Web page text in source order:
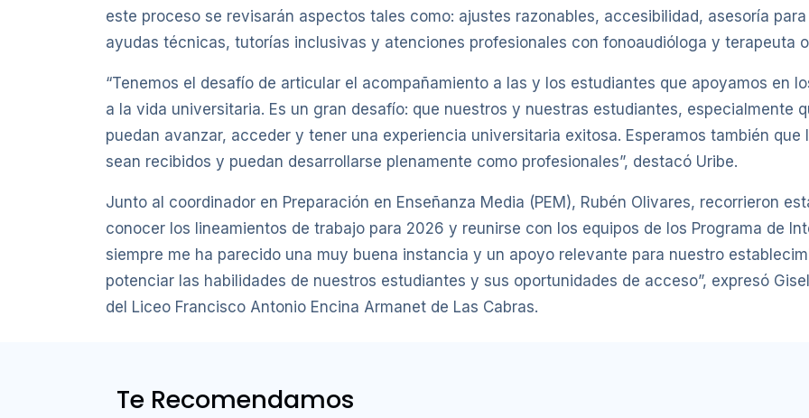
este proceso se revisarán aspectos tales como: ajustes razonables, accesibilidad, asesoría
ayudas técnicas, tutorías inclusivas y atenciones profesionales con fonoaudióloga y terapeuta
“Tenemos el desafío de articular el acompañamiento a las y los estudiantes que apoyamos en
a la vida universitaria. Es un gran desafío: que nuestros y nuestras estudiantes, especialmente
puedan avanzar, acceder y tener una experiencia universitaria exitosa. Esperamos también
sean recibidos y puedan desarrollarse plenamente como profesionales”, destacó Uribe.
Junto al coordinador en Preparación en Enseñanza Media (PEM), Rubén Olivares, recorrieron
conocer los lineamientos de trabajo para 2026 y reunirse con los equipos de los Programa de
siempre me ha parecido una muy buena instancia y un apoyo relevante para nuestro
potenciar las habilidades de nuestros estudiantes y sus oportunidades de acceso”, expresó
del Liceo Francisco Antonio Encina Armanet de Las Cabras.
Te Recomendamos